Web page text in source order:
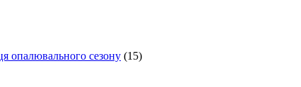
опалювального сезону (15)